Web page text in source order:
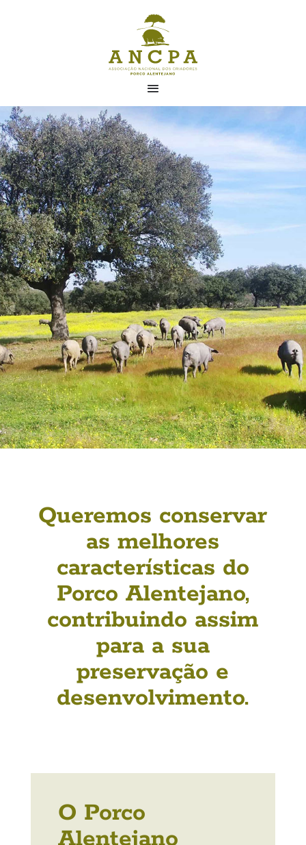
Queremos conservar
as melhores
características do
Porco Alentejano,
contribuindo assim
para a sua
preservação e
desenvolvimento.
O Porco